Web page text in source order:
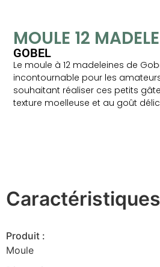
MOULE 12
GOBEL
Le moule à 12 madeleines de
incontournable pour les
souhaitant réaliser ces petits
texture moelleuse et au goût
Produit :
Moule